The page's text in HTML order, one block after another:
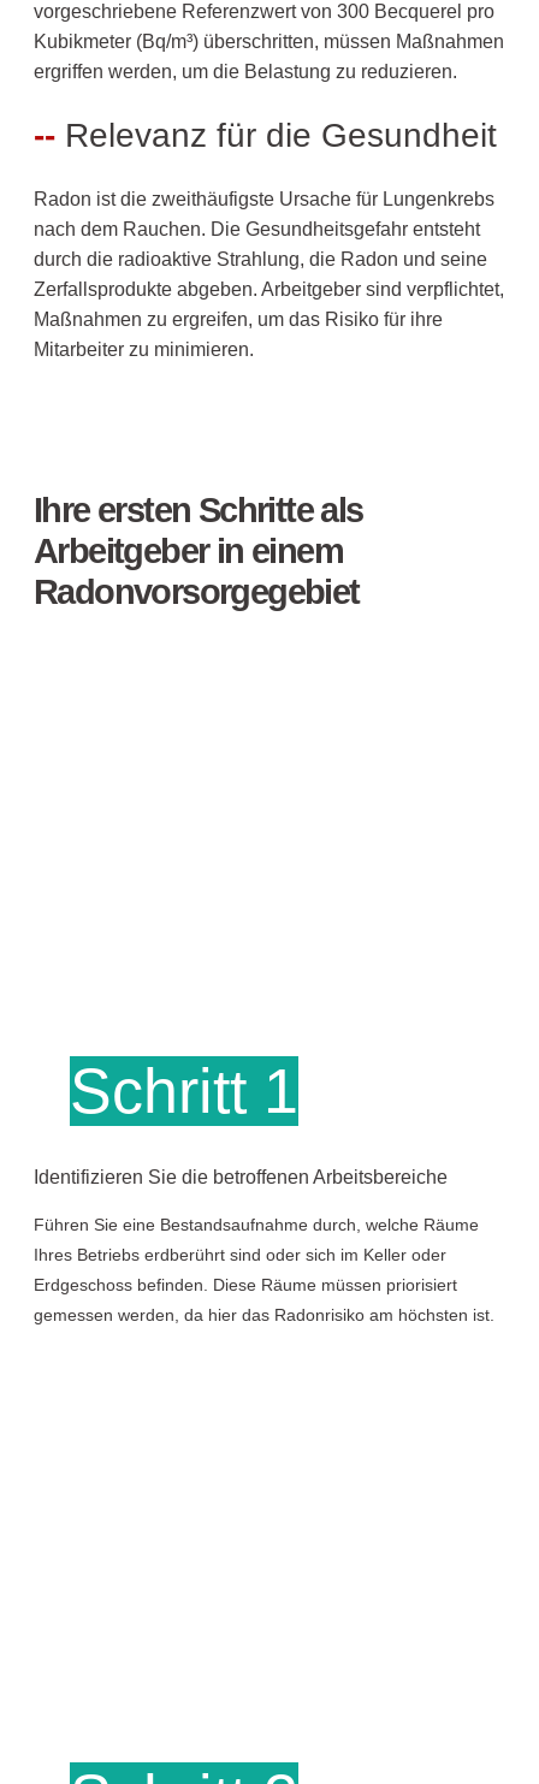
vorgeschriebene Referenzwert von 300 Becquerel pro
Kubikmeter (Bq/m³) überschritten, müssen Maßnahmen
ergriffen werden, um die Belastung zu reduzieren.
Relevanz für die Gesundheit
Radon ist die zweithäufigste Ursache für Lungenkrebs
nach dem Rauchen. Die Gesundheitsgefahr entsteht
durch die radioaktive Strahlung, die Radon und seine
Zerfallsprodukte abgeben. Arbeitgeber sind verpflichtet,
Maßnahmen zu ergreifen, um das Risiko für ihre
Mitarbeiter zu minimieren.
Ihre ersten Schritte als
Arbeitgeber in einem
Radonvorsorgegebiet
Schritt 1
Identifizieren Sie die betroffenen Arbeitsbereiche
Führen Sie eine Bestandsaufnahme durch, welche Räume
Ihres Betriebs erdberührt sind oder sich im Keller oder
Erdgeschoss befinden. Diese Räume müssen priorisiert
gemessen werden, da hier das Radonrisiko am höchsten ist.